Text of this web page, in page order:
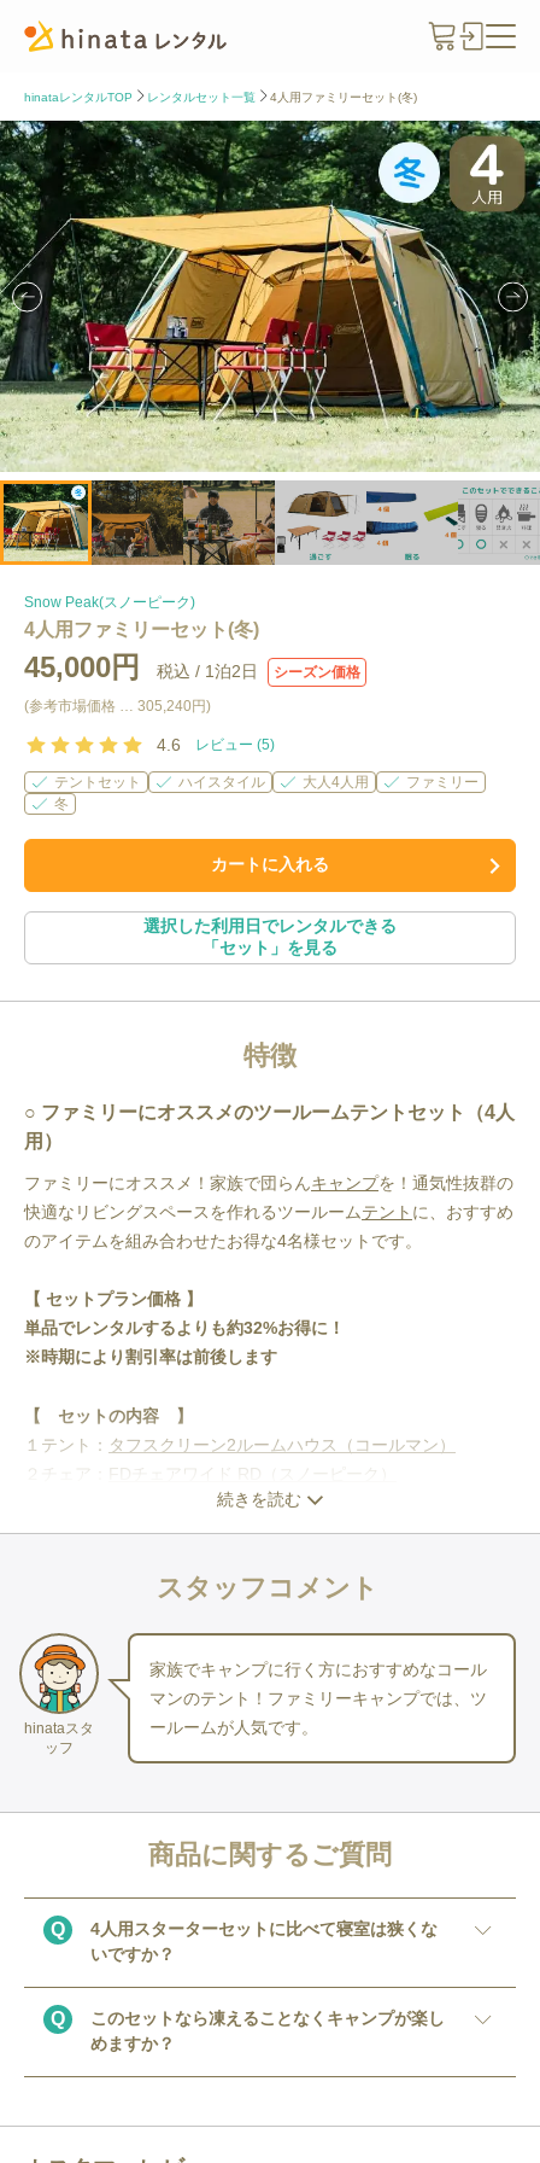
hinataレンタルTOP レンタルセット一覧 4人用ファミリーセット(冬)
Snow Peak(スノーピーク)
4人用ファミリーセット(冬)
45,000円 税込 / 1泊2日
シーズン価格
(参考市場価格 … 305,240円)
4.6 レビュー (5)
テントセット ハイスタイル 大人4人用
ファミリー
冬
カートに入れる
選択した利用日でレンタルできる
「セット 」を見る
特徴
ファミリーにオススメのツールームテントセット（4人
用）
ファミリーにオススメ！家族で団らんキャンプを！通気性抜群の
快適なリビングスペースを作れるツールームテント に、おすすめ
のアイテムを組み合わせたお得な4名様セットです。
【 セットプラン価格 】
単品でレンタルするよりも約32%お得に！
※時期により割引率は前後します
【 セットの内容 】
１テント： タフスクリーン2ルームハウス（コールマン）
２チェア： FDチェアワイド RD（スノーピーク）
ウッド調アルミロールテーブル
４寝袋：ダウンプラスニルギリEX（イスカ）※インナーシュラ
５快眠マット（寝袋下に敷く用）：
フォームパッド180（モンベ
６ランタン：
Explorer EX-V777D
【 確認事項 】
※ ランタン の電池は付属なし。〈　単一アルカリ電池　6本　〉
ご用意お願いします。
・ハンマー付き
※グランドシート等は付属しておりません。
※マット（おひとり様分の寝袋サイズ）は、セット内容に含まれ
ています。
※テント以外のアイテムは、予告なく代替アイテムのお届けとな
続きを読む
スタッフコメント
hinataスタ
ッフ
家族でキャンプに行く方におすすめなコール
マンのテント！ファミリーキャンプでは、ツ
ールームが人気です。
商品に関するご質問
Q
4人用スターターセットに比べて寝室は狭くな
いですか？
A
寝室部分の広さは、アメニティードームL(4人
用スターターセットのテント)と比較すると狭い
です。ですが、実際はアメニティードームLは4
Q
このセットなら凍えることなくキャンプが楽し
めますか？